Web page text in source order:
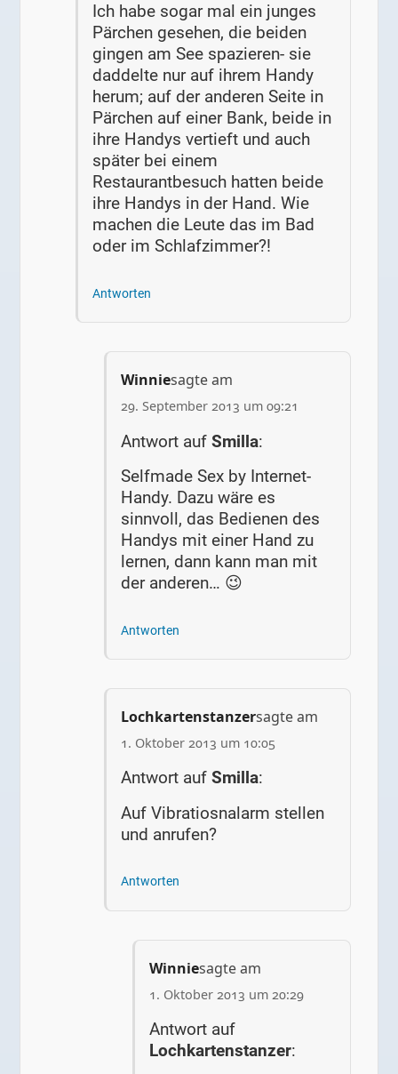
Ich habe sogar mal ein junges
Pärchen gesehen, die beiden
gingen am See spazieren- sie
daddelte nur auf ihrem Handy
herum; auf der anderen Seite in
Pärchen auf einer Bank, beide in
ihre Handys vertieft und auch
später bei einem
Restaurantbesuch hatten beide
ihre Handys in der Hand. Wie
machen die Leute das im Bad
oder im Schlafzimmer?!
Antworten
Winniesagte am
29. September 2013 um 09:21
Antwort aufSmilla:
Selfmade Sex by Internet-
Handy. Dazu wäre es
sinnvoll, das Bedienen des
Handys mit einer Hand zu
lernen, dann kann man mit
der anderen… 😉
Antworten
Lochkartenstanzersagte am
1. Oktober 2013 um 10:05
Antwort aufSmilla:
Auf Vibratiosnalarm stellen
und anrufen?
Antworten
Winniesagte am
1. Oktober 2013 um 20:29
Antwort auf
Lochkartenstanzer: